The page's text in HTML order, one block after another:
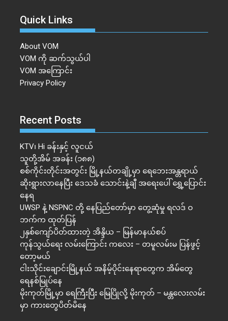
Quick Links
About VOM
VOM ကို ဆက်သွယ်ပါ
VOM အကြောင်း
Privacy Policy
Recent Posts
KTV၊ Hi ခန်းနှင့် လူငယ်
သူတို့အိမ် အခန်း (၁၈၈)
စစ်ကိုင်းတိုင်းအတွင်း မြို့နယ်တချို့မှာ ရေဘေးအန္တရာယ်
ဆိုးရွားလာနေပြီး ဒေသခံ သောင်းနဲ့ချီ အရေးပေါ် ရွှေ့ပြောင်း
နေရ
UWSP နဲ့ NSPNC တို့ နေပြည်တော်မှာ တွေ့ဆုံမှု ရလဒ် ဝ
ဘက်က ထုတ်ပြန်
၂နှစ်​ကျော်ပိတ်ထားတဲ့ အိန္ဒိယ – မြန်မာနယ်စပ်
ကုန်သွယ်ရေး လမ်းကြောင်း ကလေး – တမူလမ်းမ ပြန်ဖွင့်
တော့မယ်
ငါးသိုင်းချောင်းမြို့နယ် အနိမ့်ပိုင်းနေရာတွေက အိမ်​တွေ
ရေနစ်မြုပ်နေ
မိုးကုတ်မြို့မှာ ရေကြီးပြီး မြေပြိုလို့ မိုးကုတ် – မန္တလေးလမ်း
မှာ ကားတွေပိတ်မိနေ